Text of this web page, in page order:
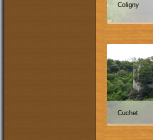
Coligny
Cuchet